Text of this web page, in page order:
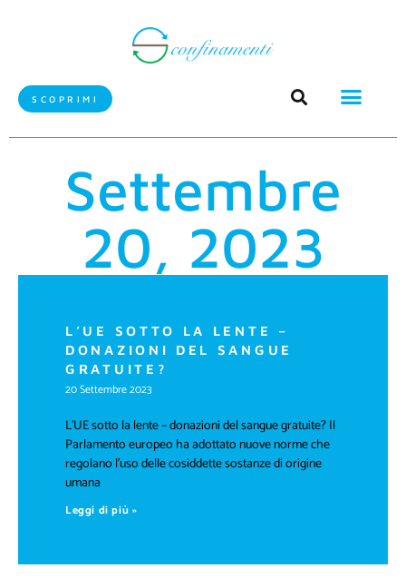
SCOPRIMI
Settembre
20, 2023
L’UE SOTTO LA LENTE –
DONAZIONI DEL SANGUE
GRATUITE?
20 Settembre 2023
L’UE sotto la lente – donazioni del sangue gratuite? Il
Parlamento europeo ha adottato nuove norme che
regolano l’uso delle cosiddette sostanze di origine
umana
Leggi di più »